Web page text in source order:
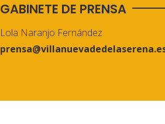
GABINETE DE PRENSA
Lola Naranjo Fernández